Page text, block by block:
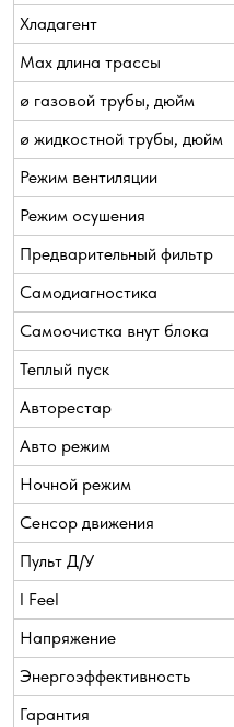
Хладагент
Max длина трассы
ø газовой трубы, дюйм
ø жидкостной трубы, дюйм
Режим вентиляции
Режим осушения
Предварительный фильтр
Самодиагностика
Самоочистка внут блока
Теплый пуск
Авторестар
Авто режим
Ночной режим
Сенсор движения
Пульт Д/У
I Feel
Напряжение
Энергоэффективность
Гарантия